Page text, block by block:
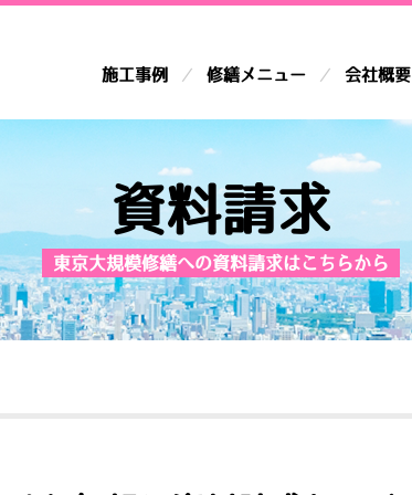
施工事例 修繕メニュー 会社概要
資料請求
東京大規模修繕への資料請求はこちらから